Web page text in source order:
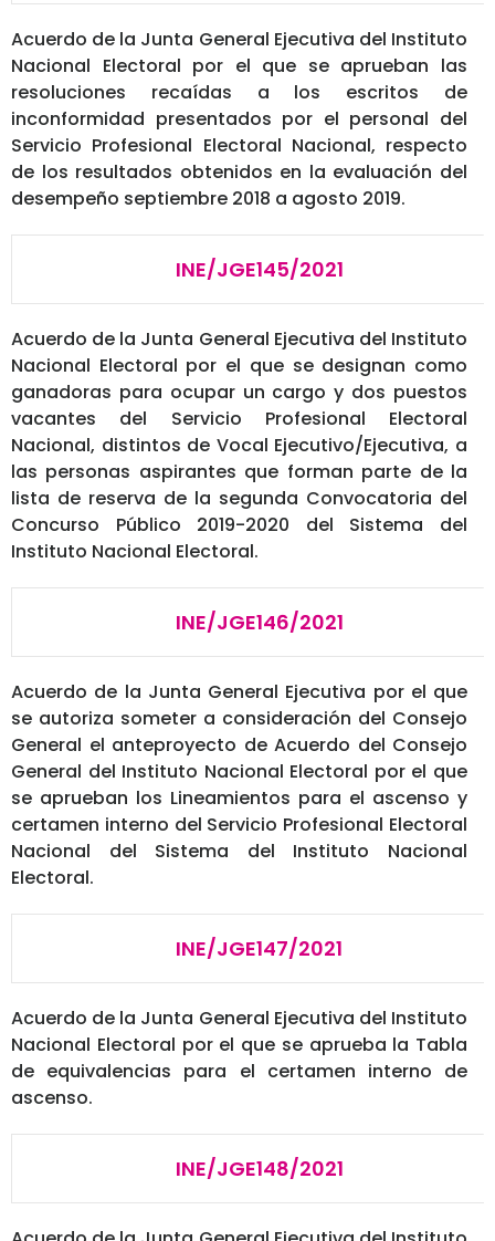
Acuerdo de la Junta General Ejecutiva del Instituto
Nacional Electoral por el que se aprueban las
resoluciones recaídas a los escritos de
inconformidad presentados por el personal del
Servicio Profesional Electoral Nacional, respecto
de los resultados obtenidos en la evaluación del
desempeño septiembre 2018 a agosto 2019.
INE/JGE145/2021
Acuerdo de la Junta General Ejecutiva del Instituto
Nacional Electoral por el que se designan como
ganadoras para ocupar un cargo y dos puestos
vacantes del Servicio Profesional Electoral
Nacional, distintos de Vocal Ejecutivo/Ejecutiva, a
las personas aspirantes que forman parte de la
lista de reserva de la segunda Convocatoria del
Concurso Público 2019-2020 del Sistema del
Instituto Nacional Electoral.
INE/JGE146/2021
Acuerdo de la Junta General Ejecutiva por el que
se autoriza someter a consideración del Consejo
General el anteproyecto de Acuerdo del Consejo
General del Instituto Nacional Electoral por el que
se aprueban los Lineamientos para el ascenso y
certamen interno del Servicio Profesional Electoral
Nacional del Sistema del Instituto Nacional
Electoral.
INE/JGE147/2021
Acuerdo de la Junta General Ejecutiva del Instituto
Nacional Electoral por el que se aprueba la Tabla
de equivalencias para el certamen interno de
ascenso.
INE/JGE148/2021